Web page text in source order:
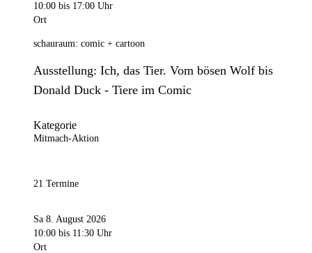
10:00 bis 17:00 Uhr
Ort
schauraum: comic + cartoon
Ausstellung: Ich, das Tier. Vom bösen Wolf bis
Donald Duck - Tiere im Comic
Kategorie
Mitmach-Aktion
21 Termine
Sa 8. August 2026
10:00 bis 11:30 Uhr
Ort